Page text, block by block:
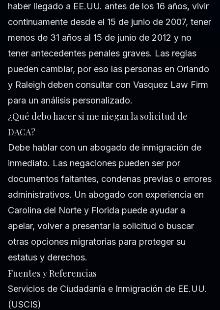
haber llegado a EE.UU. antes de los 16 años, vivir
continuamente desde el 15 de junio de 2007, tener
menos de 31 años al 15 de junio de 2012 y no
tener antecedentes penales graves. Las reglas
pueden cambiar, por eso las personas en Orlando
y Raleigh deben consultar con Vasquez Law Firm
para un análisis personalizado.
¿Qué debo hacer si me niegan la solicitud de
DACA?
Debe hablar con un abogado de inmigración de
inmediato. Las negaciones pueden ser por
documentos faltantes, condenas previas o errores
administrativos. Un abogado con experiencia en
Carolina del Norte y Florida puede ayudar a
apelar, volver a presentar la solicitud o buscar
otras opciones migratorias para proteger su
estatus y derechos.
Fuentes y Referencias
Servicios de Ciudadanía e Inmigración de EE.UU.
(USCIS)